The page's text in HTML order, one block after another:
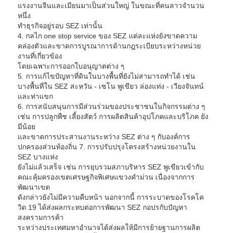
แรงงานจีนและเมียนมาเป็นส่วนใหญ่ ในขณะที่คนลาวจำนวน
หนึ่ง
ทำธุรกิจอยู่รอบ SEZ เท่านั้น
4. กลไก one stop service ของ SEZ แต่ละแห่งยังขาดความ
คล่องตัวและขาดการบูรณาการด้านกฎระเบียบระหว่างหน่วย
งานที่เกี่ยวข้อง
โดยเฉพาะการออกใบอนุญาตต่าง ๆ
5. การแก้ไขปัญหาที่ดินในบางพื้นที่ยังไม่สามารถทำได้ เช่น
บางพื้นที่ใน SEZ สะหวัน - เซโน พูเขียว ล่องแท่ง - เวียงจันทน์
และท่าแขก
6. การสนับสนุนการมีส่วนร่วมของประชาชนในกิจกรรมต่าง ๆ
เช่น การปลูกพืช เลี้ยงสัตว์ การผลิตสินค้าอุปโภคและบริโภค ยัง
มีน้อย
และขาดการประสานงานระหว่าง SEZ ต่าง ๆ กับองค์การ
ปกครองส่วนท้องถิ่น 7. การปรับปรุงโครงสร้างหน่วยงานใน
SEZ บางแห่ง
ยังไม่แล้วเสร็จ เช่น การยุบรวมสภาบริหาร SEZ พูเขียวเข้ากับ
คณะคุ้มครองเขตเศรษฐกิจพิเศษแขวงคำม่วน เนื่องจากการ
พัฒนาเขต
ดังกล่าวยังไม่มีความคืบหน้า นอกจากนี้ การระบาดของโรคโค
วิด 19 ได้ส่งผลกระทบต่อการพัฒนา SEZ กอปรกับปัญหา
สงครามการค้า
ระหว่างประเทศมหาอำนาจได้ส่งผลให้มีการย้ายฐานการผลิต